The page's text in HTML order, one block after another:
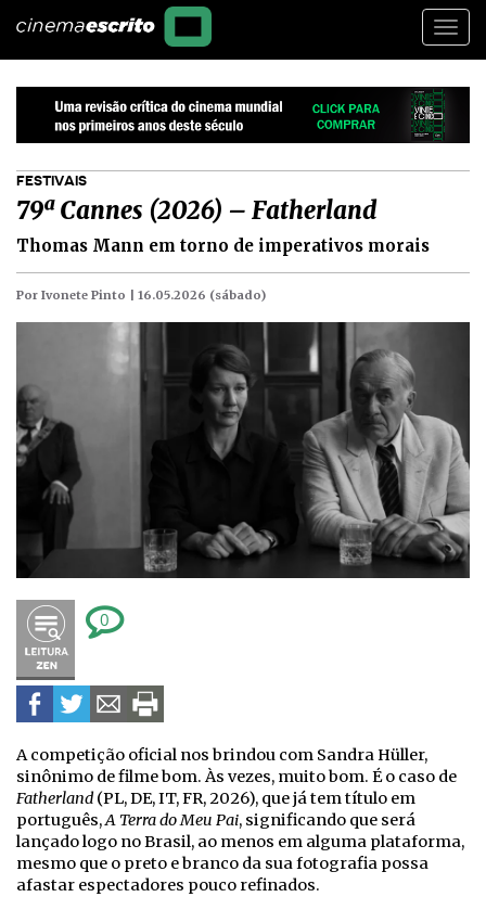
FESTIVAIS
79ª Cannes (2026) – Fatherland
Thomas Mann em torno de imperativos morais
Por Ivonete Pinto | 16.05.2026 (sábado)
0
A competição oficial nos brindou com Sandra Hüller,
sinônimo de filme bom. Às vezes, muito bom. É o caso de
Fatherland(PL, DE, IT, FR, 2026), que já tem título em
português,A Terra do Meu Pai, significando que será
lançado logo no Brasil, ao menos em alguma plataforma,
mesmo que o preto e branco da sua fotografia possa
afastar espectadores pouco refinados.